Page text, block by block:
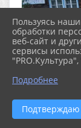
Пользуясь
обработки
веб-сайт и
сервисы
Подробнее
Подтверждаю